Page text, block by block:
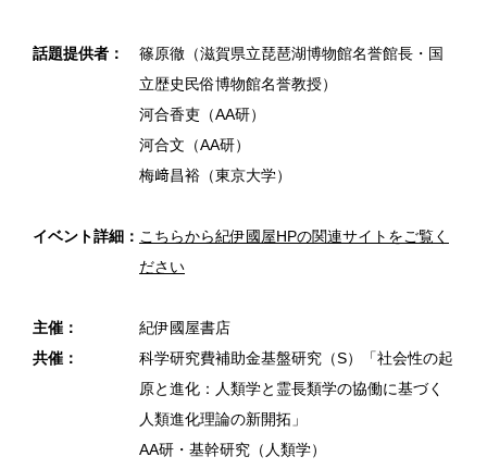
話題提供者：
篠原徹（滋賀県立琵琶湖博物館名誉館長・国
立歴史民俗博物館名誉教授）
河合香吏（AA研）
河合文（AA研）
梅﨑昌裕（東京大学）
イベント詳細： こちらから紀伊國屋HPの関連サイトをご覧く
ださい
主催：
紀伊國屋書店
共催：
科学研究費補助金基盤研究（S）「社会性の起
原と進化：人類学と霊長類学の協働に基づく
人類進化理論の新開拓」
AA研・基幹研究（人類学）